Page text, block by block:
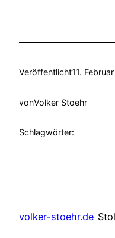
Veröffentlicht11.
vonVolker Stoehr
Schlagwörter:
volker-stoehr.de